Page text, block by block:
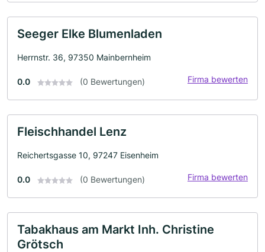
Seeger Elke Blumenladen
Herrnstr. 36, 97350 Mainbernheim
0.0 (0 Bewertungen) Firma bewerten
Fleischhandel Lenz
Reichertsgasse 10, 97247 Eisenheim
0.0 (0 Bewertungen) Firma bewerten
Tabakhaus am Markt Inh. Christine
Grötsch